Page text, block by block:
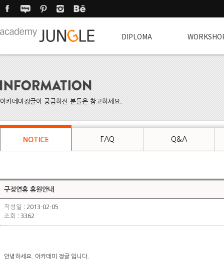
DIPLOMA
아카데미정글이 궁금하신 분들은 참고하세요.
NOTICE FAQ Q&A
구정연휴 휴원안내
작성일 : 2013-02-05
조회 : 3362
안녕하세요. 아카데미 정글 입니다.